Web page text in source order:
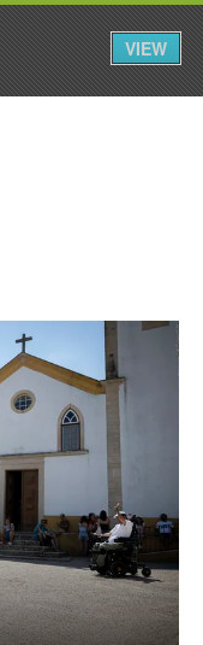
Iniciar Sessão
VIEW